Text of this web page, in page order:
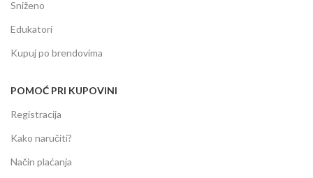
Sniženo
Edukatori
Kupuj po brendovima
POMOĆ PRI KUPOVINI
Registracija
Kako naručiti?
Način plaćanja